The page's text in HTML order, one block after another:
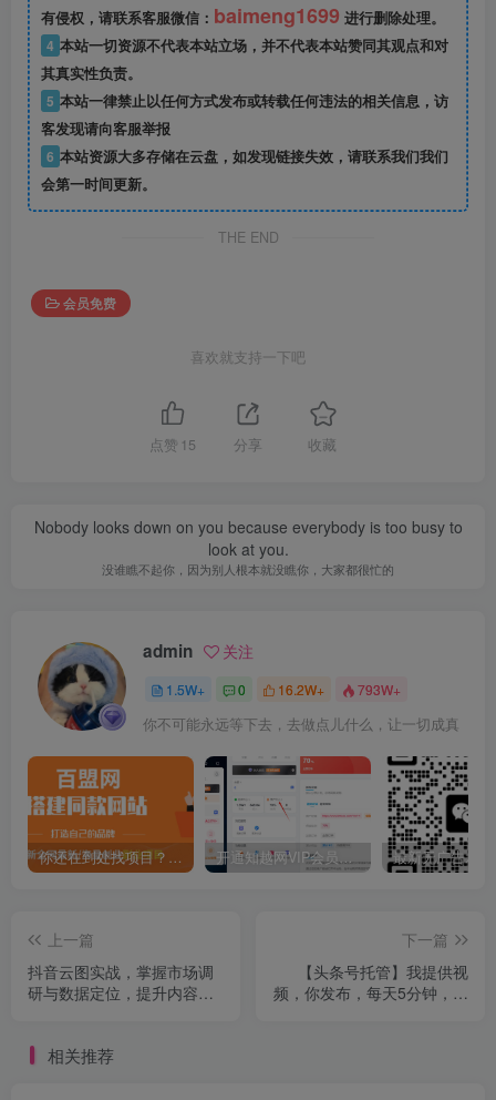
有侵权，请联系客服微信： baimeng1699 进行删除处理。
4 本站一切资源不代表本站立场，并不代表本站赞同其观点和对
其真实性负责。
5 本站一律禁止以任何方式发布或转载任何违法的相关信息，访
客发现请向客服举报
6 本站资源大多存储在云盘，如发现链接失效，请联系我们我们
会第一时间更新。
THE END
会员免费
喜欢就支持一下吧
点赞 15 分享 收藏
Nobody looks down on you because everybody is too busy to
look at you.
没谁瞧不起你，因为别人根本就没瞧你，大家都很忙的
admin 关注
1.5W+ 0 16.2W+ 793W+
你不可能永远等下去，去做点儿什么，让一切成真
你还在到处找项目？还在当韭菜？我靠卖项目一个月收入5万+，曾经我也是个失败者。 开通知越网VIP会员，尊享全站资源免费下载，享70%的推广提成！！【限时五折优惠】
上一篇
抖音云图实战，掌握市场调
研与数据定位，提升内容种
下一篇
【头条号托管】我提供视
频，你发布，每天5分钟，最
相关推荐